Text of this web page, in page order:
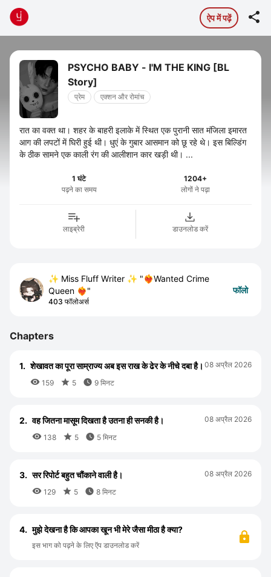
ऐप में पढ़ें 
PSYCHO BABY - I'M THE KING [BL
Story]
प्रेम एक्शन और रोमांच
रात का वक्त था। शहर के बाहरी इलाके में स्थित एक पुरानी सात मंजिला इमारत
आग की लपटों में घिरी हुई थी। धुएं के गुबार आसमान को छू रहे थे। इस बिल्डिंग
के ठीक सामने एक काली रंग की आलीशान कार खड़ी थी। ...
1 घंटे
पढ़ने का समय
1204+
लोगों ने पढ़ा
लाइब्रेरी डाउनलोड करें
✨ Miss Fluff Writer ✨ "❤️‍🔥Wanted Crime
Queen ❤️‍🔥"
403 फॉलोअर्स
फॉलो
Chapters
1. शेखावत का पूरा साम्राज्य अब इस राख के ढेर के नीचे दबा है।
 159  5  9 मिनट
08 अप्रैल 2026
2. वह जितना मासूम दिखता है उतना ही सनकी है।
 138  5  5 मिनट
08 अप्रैल 2026
3. सर रिपोर्ट बहुत चौंकाने वाली है।
 129  5  8 मिनट
08 अप्रैल 2026
4. मुझे देखना है कि आपका खून भी मेरे जैसा मीठा है क्या?
इस भाग को पढ़ने के लिए ऍप डाउनलोड करें